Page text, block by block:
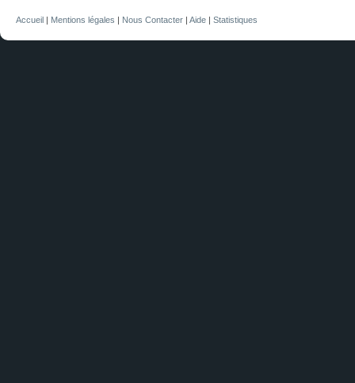
Accueil | Mentions légales | Nous Contacter | Aide | Statistiques